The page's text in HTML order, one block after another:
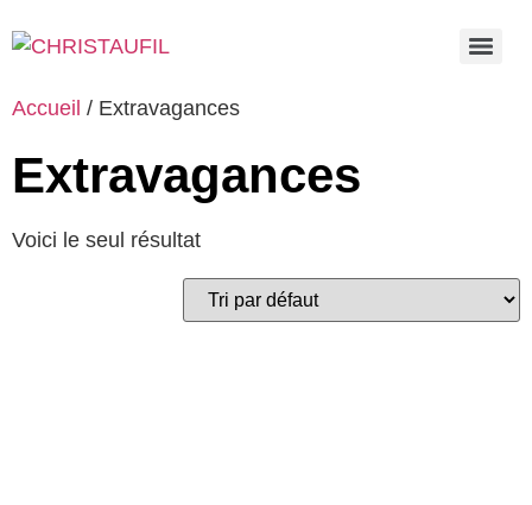
Accueil / Extravagances
Extravagances
Voici le seul résultat